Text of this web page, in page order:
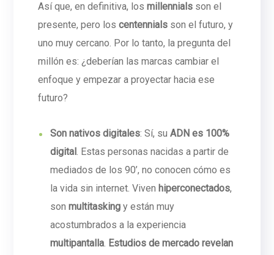
Así que, en definitiva, losmillennials son el
presente, pero loscentennials son el futuro, y
uno muy cercano. Por lo tanto, la pregunta del
millón es: ¿deberían las marcas cambiar el
enfoque y empezar a proyectar hacia ese
futuro?
Son nativos digitales: Sí, suADN es 100%
digital. Estas personas nacidas a partir de
mediados de los 90’, no conocen cómo es
la vida sin internet. Viven hiperconectados,
sonmultitaskingy están muy
acostumbrados a la experiencia
multipantalla. Estudios de mercado revelan